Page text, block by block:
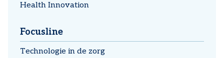
Health Innovation
Focusline
Technologie in de zorg